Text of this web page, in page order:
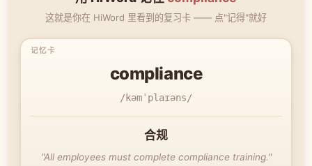
这就是你在 HiWord 里看到的复习卡 —— 点"记得"就好
compliance
/kəmˈplaɪəns/
合规
"All employees must complete compliance training."